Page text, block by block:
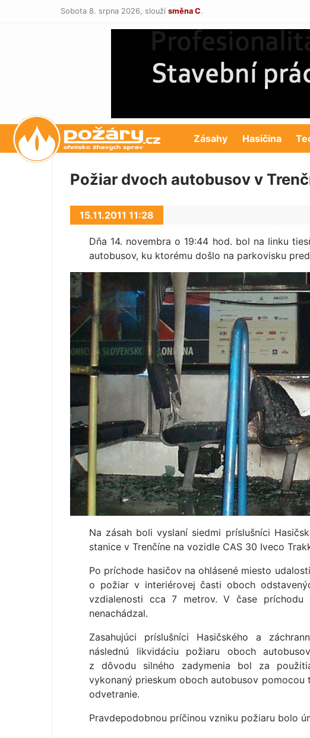
Sobota 8. srpna 2026, slouží směna C.
POŽÁRY.cz Zásahy Hasičina
Požiar dvoch autobusov v
15.11.2011 11:28
Dňa 14. novembra o 19:44 hod. bol na linku
autobusov, ku ktorému došlo na parkovisku
Na zásah boli vyslaní siedmi príslušníci
stanice v Trenčíne na vozidle CAS 30 Iveco
Po príchode hasičov na ohlásené miesto
o požiar v interiérovej časti oboch
vzdialenosti cca 7 metrov. V čase
nenachádzal.
Zasahujúci príslušníci Hasičského a
následnú likvidáciu požiaru oboch
z dôvodu silného zadymenia bol za
vykonaný prieskum oboch autobusov pomocou
odvetranie.
Pravdepodobnou príčinou vzniku požiaru bolo